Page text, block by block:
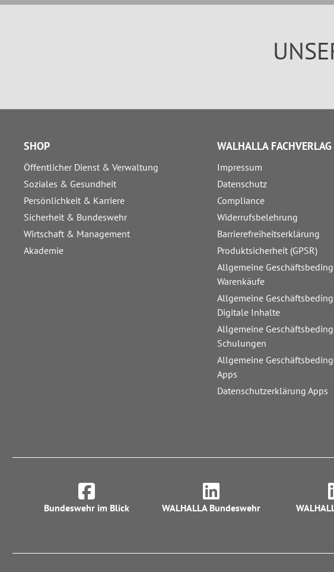
SHOP
Öffentlicher Dienst & Verwaltung
Soziales & Gesundheit
Persönlichkeit & Karriere
Sicherheit & Bundeswehr
Wirtschaft & Management
Akademie
WALHALLA FACHVERLAG
Impressum
Datenschutz
Compliance
Widerrufsbelehrung
Barrierefreiheitserklärung
Produktsicherheit (GPSR)
Allgemeine
Warenkäufe
Allgemeine
Digitale Inhalte
Allgemeine
Schulungen
Allgemeine
Apps
Datenschutzerklärung Apps
Bundeswehr im Blick WALHALLA Bundeswehr